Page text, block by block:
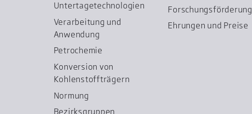
Untertage­technologien
Verarbeitung und
Anwendung
Petrochemie
Konversion von
Kohlenstoffträgern
Normung
Bezirksgruppen
Forschungsförderung
Ehrungen und Preise